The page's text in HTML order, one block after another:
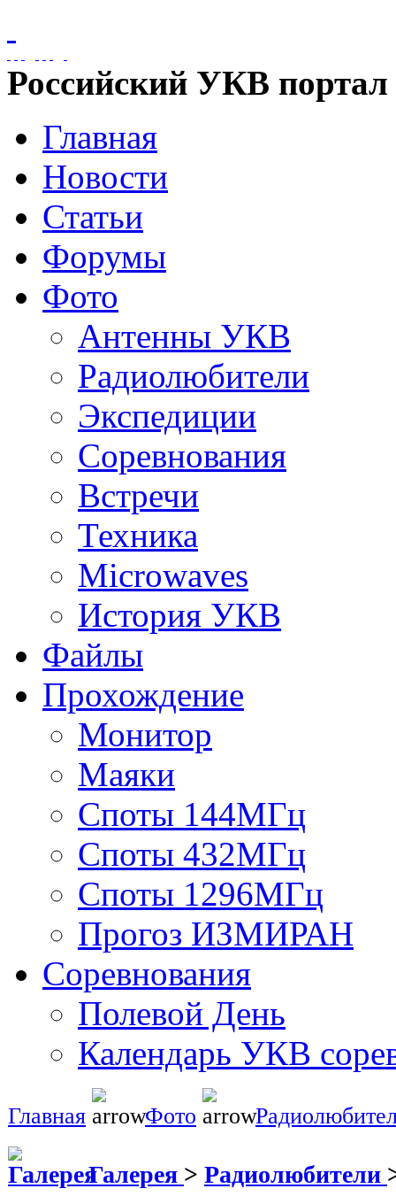
Российский УКВ портал
Главная
Новости
Статьи
Форумы
Фото
Антенны УКВ
Радиолюбители
Экспедиции
Соревнования
Встречи
Техника
Microwaves
История УКВ
Файлы
Прохождение
Монитор
Маяки
Споты 144МГц
Споты 432МГц
Споты 1296МГц
Прогоз ИЗМИРАН
Соревнования
Полевой День
Календарь УКВ
Главная Фото
Галерея > Радиолюбители